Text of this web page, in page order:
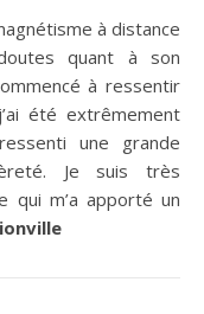
à distance
quant à son
à ressentir
été extrêmement
une grande
Je suis très
qui m’a apporté un